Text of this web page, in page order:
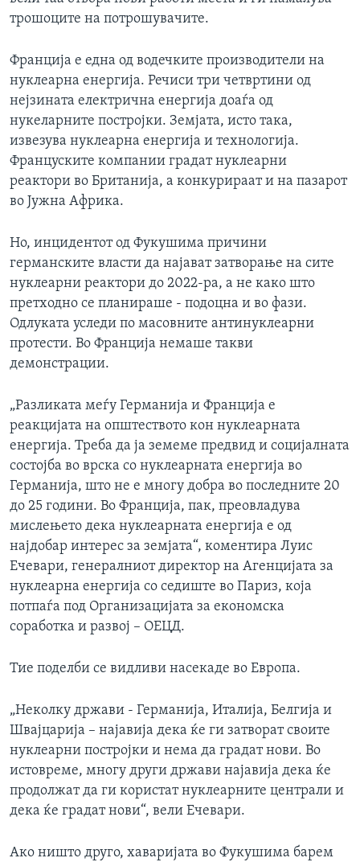
трошоците на потрошувачите.
Франција е една од водечките производители на
нуклеарна енергија. Речиси три четвртини од
нејзината електрична енергија доаѓа од
нукеларните постројки. Земјата, исто така,
извезува нуклеарна енергија и технологија.
Француските компании градат нуклеарни
реактори во Британија, а конкурираат и на пазарот
во Јужна Африка.
Но, инцидентот од Фукушима причини
германските власти да најават затворање на сите
нуклеарни реактори до 2022-ра, а не како што
претходно се планираше - подоцна и во фази.
Одлуката уследи по масовните антинуклеарни
протести. Во Франција немаше такви
демонстрации.
„Разликата меѓу Германија и Франција е
реакцијата на општеството кон нуклеарната
енергија. Треба да ја земеме предвид и социјалната
состојба во врска со нуклеарната енергија во
Германија, што не е многу добра во последните 20
до 25 години. Во Франција, пак, преовладува
мислењето дека нуклеарната енергија е од
најдобар интерес за земјата“, коментира Луис
Ечевари, генералниот директор на Агенцијата за
нуклеарна енергија со седиште во Париз, која
потпаѓа под Организацијата за економска
соработка и развој – ОЕЦД.
Тие поделби се видливи насекаде во Европа.
„Неколку држави - Германија, Италија, Белгија и
Швајцарија – најавија дека ќе ги затворат своите
нуклеарни постројки и нема да градат нови. Во
истовреме, многу други држави најавија дека ќе
продолжат да ги користат нуклеарните централи и
дека ќе градат нови“, вели Ечевари.
Ако ништо друго, хаваријата во Фукушима барем